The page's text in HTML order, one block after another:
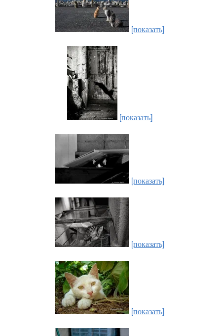
[показать]
[показать]
[показать]
[показать]
[показать]